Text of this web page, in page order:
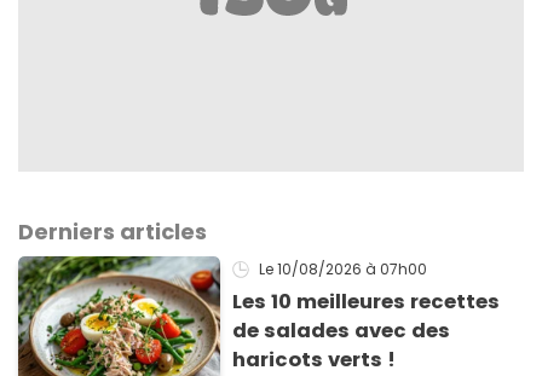
Derniers articles
Le 10/08/2026 à 07h00
Les 10 meilleures recettes
de salades avec des
haricots verts !